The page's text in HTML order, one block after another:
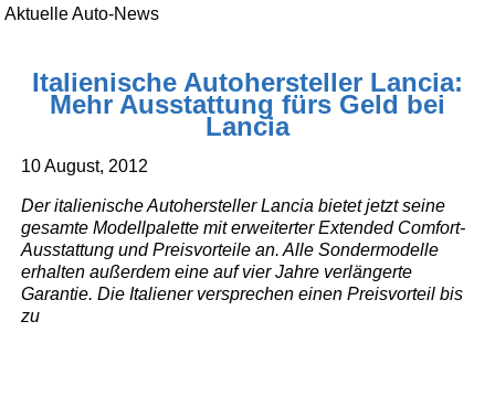
Aktuelle Auto-News
Italienische Autohersteller Lancia:
Mehr Ausstattung fürs Geld bei
Lancia
10 August, 2012
Der italienische Autohersteller Lancia bietet jetzt seine
gesamte Modellpalette mit erweiterter Extended Comfort-
Ausstattung und Preisvorteile an. Alle Sondermodelle
erhalten außerdem eine auf vier Jahre verlängerte
Garantie. Die Italiener versprechen einen Preisvorteil bis
zu